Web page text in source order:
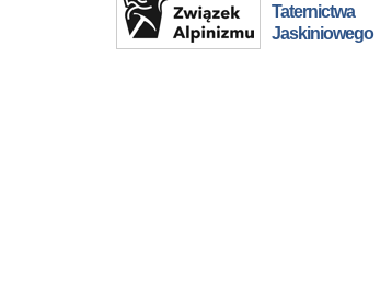
Taternictwa
Jaskiniowego